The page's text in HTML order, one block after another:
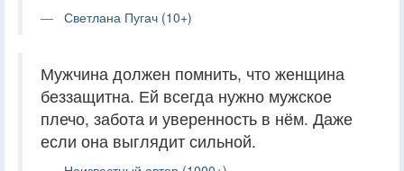
Светлана Пугач (10+)
Мужчина должен помнить, что женщина
беззащитна. Ей всегда нужно мужское
плечо, забота и уверенность в нём. Даже
если она выглядит сильной.